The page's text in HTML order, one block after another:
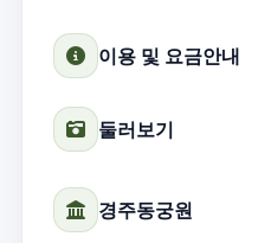
이용 및 요금안내
둘러보기
경주동궁원